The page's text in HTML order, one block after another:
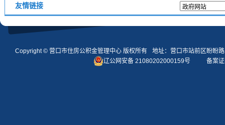
友情链接
Copyright © 营口市住房公积金管理中心版权所有
地址：营口市站前区盼盼
辽公网安备 21080202000159号
备案